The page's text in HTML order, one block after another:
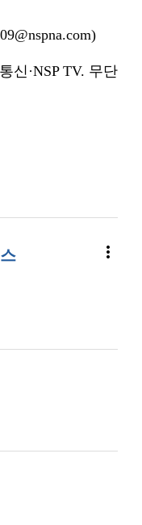
신·NSP TV. 무단
more_vert